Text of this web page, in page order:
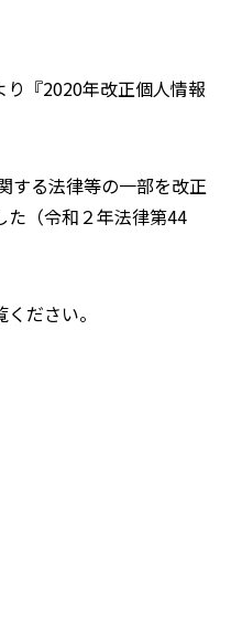
『2020年改正個人情報
する法律等の一部を改正
た（令和２年法律第44
ださい。